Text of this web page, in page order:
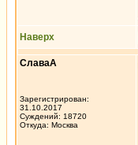
Наверх
СлаваА
Зарегистрирован:
31.10.2017
Суждений: 18720
Откуда: Москва